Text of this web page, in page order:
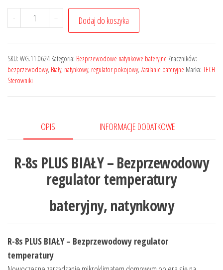
- + Dodaj do koszyka
SKU: WG.11.0624 Kategoria: Bezprzewodowe natynkowe bateryjne Znaczników:
bezprzewodowy, Biały, natynkowy, regulator pokojowy, Zasilanie bateryjne Marka: TECH
Sterowniki
OPIS INFORMACJE DODATKOWE
R-8s PLUS BIAŁY – Bezprzewodowy
regulator temperatury
bateryjny, natynkowy
R-8s PLUS BIAŁY – Bezprzewodowy regulator
temperatury